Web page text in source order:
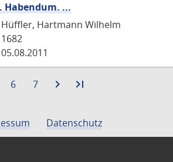
Habendum. ...
Hüffler, Hartmann Wilhelm
1682
05.08.2011
Gehe
6
Gehe
7 navigate_next
Zurlast_page
Datenschutz